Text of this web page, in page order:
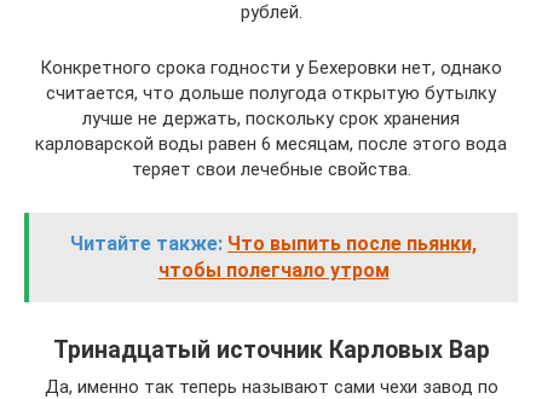
рублей.
Конкретного срока годности у Бехеровки нет, однако
считается, что дольше полугода открытую бутылку
лучше не держать, поскольку срок хранения
карловарской воды равен 6 месяцам, после этого вода
теряет свои лечебные свойства.
Читайте также: Что выпить после пьянки,
чтобы полегчало утром
Тринадцатый источник Карловых Вар
Да, именно так теперь называют сами чехи завод по